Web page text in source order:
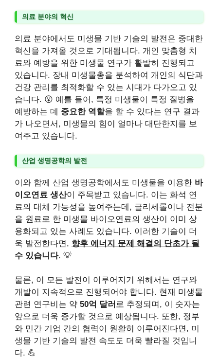
의료 분야의 혁신
의료 분야에서도 미생물 기반 기술의 발전은 중대한
혁신을 가져올 것으로 기대됩니다. 개인 맞춤형 치
료와 예방을 위한 미생물 연구가 활발히 진행되고
있습니다. 장내 미생물총을 분석하여 개인의 식단과
건강 관리를 최적화할 수 있는 시대가 다가오고 있
습니다. 😮 예를 들어, 특정 미생물이 특정 질병을
예방하는 데 중요한 역할을 할 수 있다는 연구 결과
가 나오면서, 미생물의 힘이 얼마나 대단한지를 보
여주고 있습니다.
산업 생명공학의 발전
이와 함께 산업 생명공학에서도 미생물을 이용한 바
이오연료 생산이 주목받고 있습니다. 이는 화석 연
료의 대체 가능성을 높여주는데, 글리세롤이나 전분
을 원료로 한 미생물 바이오연료의 생산이 이미 상
용화되고 있는 사례도 있습니다. 이러한 기술이 더
욱 발전한다면, 향후 에너지 문제 해결의 단초가 될
수 있습니다. 💡
물론, 이 모든 발전이 이루어지기 위해서는 연구와
개발이 지속적으로 진행되어야 합니다. 현재 미생물
관련 연구비는 약 50억 달러 로 추정되며, 이 숫자는
앞으로 더욱 증가할 것으로 예상됩니다. 또한, 정부
와 민간 기업 간의 협력이 원활히 이루어진다면, 미
생물 기반 기술의 발전 속도도 더욱 빨라질 것입니
다. 💪